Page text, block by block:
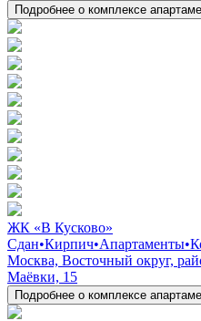
Подробнее о комплексе
ЖК «В Кусково»
Сдан•Кирпич•Апартаменты•
Москва, Восточный округ,
Маёвки, 15
Подробнее о комплексе